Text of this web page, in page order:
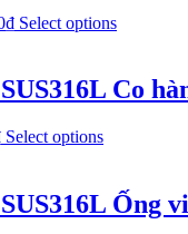
₫ Select options
Co
Select options
Ống